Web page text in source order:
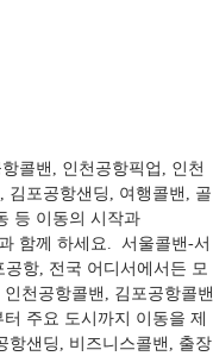
콜밴, 인천공항픽업, 인천
김포공항샌딩, 여행콜밴, 골
등 이동의 시작과
함께 하세요. ​ 서울콜밴-서
항, 전국 어디서에서든 모
천공항콜밴, 김포공항콜밴
주요 도시까지 이동을 제
항샌딩, 비즈니스콜밴, 출장